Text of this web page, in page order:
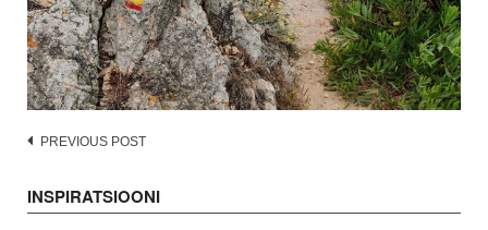
Post
PREVIOUS POST
INSPIRATSIOONI